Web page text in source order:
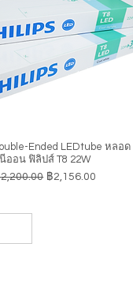
ดูข้อมูลด่วน
Ended LEDtube หลอด
นีออน ฟิลิปส์ T8 22W
คาปกติ
ราคาขายลด
฿2,156.00